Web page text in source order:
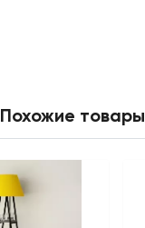
Похожие товары